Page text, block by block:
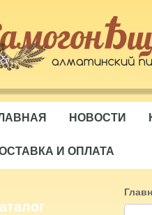
НОВОСТИ
И ОПЛАТА